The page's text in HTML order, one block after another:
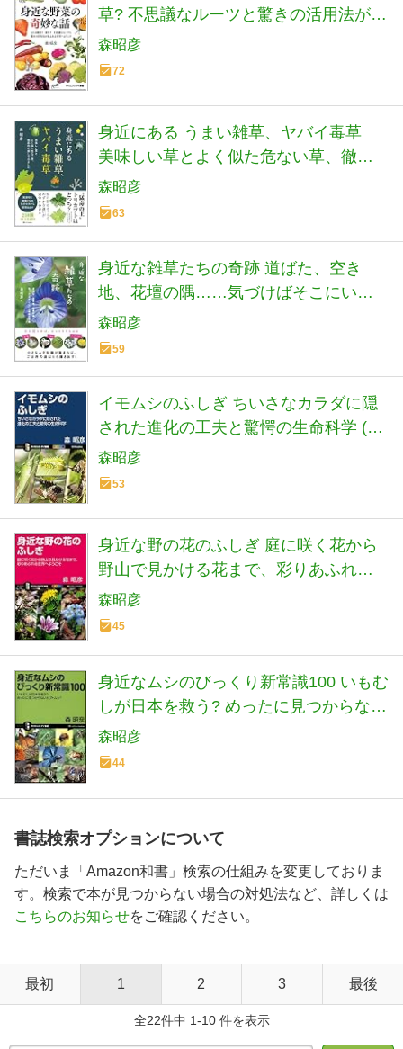
草? 不思議なルーツと驚きの活用法があ
ふれる世界へようこそ (サイエンス・ア
イ新書)
森昭彦
72
身近にある うまい雑草、ヤバイ毒草
美味しい草とよく似た危ない草、徹底
的に探してみました
森昭彦
63
身近な雑草たちの奇跡 道ばた、空き
地、花壇の隅……気づけばそこにいる
植物の生態
森昭彦
59
イモムシのふしぎ ちいさなカラダに隠
された進化の工夫と驚愕の生命科学 (サ
イエンス・アイ新書)
森昭彦
53
身近な野の花のふしぎ 庭に咲く花から
野山で見かける花まで、彩りあふれる
世界へようこそ (サイエンス・アイ新書)
森昭彦
45
身近なムシのびっくり新常識100 いもむ
しが日本を救う? めったに見つからない
カブトムシ?(サイエンス・アイ新書 64)
森昭彦
44
書誌検索オプションについて
ただいま「Amazon和書」検索の仕組みを変更しておりま
す。検索で本が見つからない場合の対処法など、詳しくは
こちらのお知らせをご確認ください。
最初 1 2 3 最後
全22件中 1-10 件を表示